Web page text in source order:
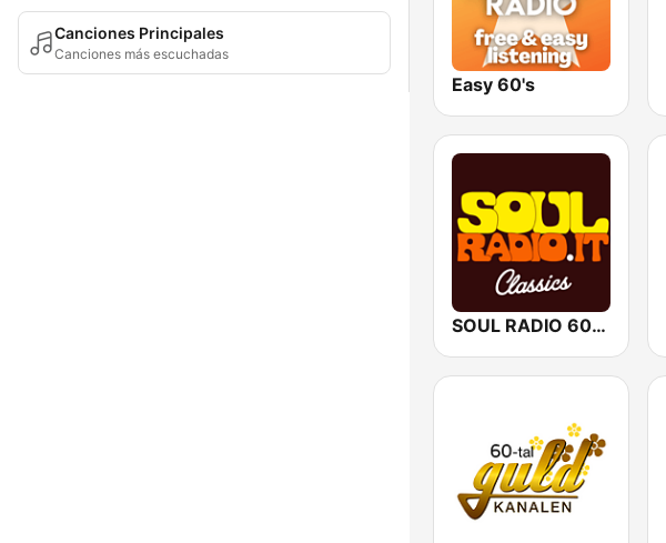
Canciones Principales
Canciones más escuchadas
Easy 60's
SOUL RADIO 60-70